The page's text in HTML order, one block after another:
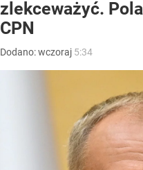
zlekceważyć.
CPN
Dodano:wczoraj 5:34